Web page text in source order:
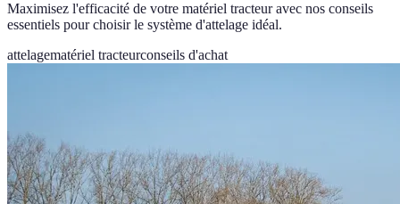
Maximisez l'efficacité de votre matériel tracteur avec nos conseils
essentiels pour choisir le système d'attelage idéal.
attelagematériel tracteurconseils d'achat